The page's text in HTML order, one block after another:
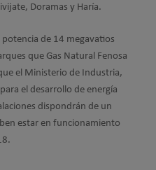
Doramas y Haría.
de 14 megavatios
que Gas Natural Fenosa
el Ministerio de Industria,
el desarrollo de energía
dispondrán de un
estar en funcionamiento